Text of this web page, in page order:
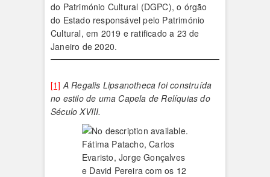
do Património Cultural (DGPC), o órgão
do Estado responsável pelo Património
Cultural, em 2019 e ratificado a 23 de
Janeiro de 2020.
[1] A Regalis Lipsanotheca foi construída
no estilo de uma Capela de Relíquias do
Século XVIII.
Fátima Patacho, Carlos
Evaristo, Jorge Gonçalves
e David Pereira com os 12